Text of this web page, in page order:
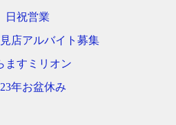
日祝営業
店アルバイト募集
ますミリオン
年お盆休み